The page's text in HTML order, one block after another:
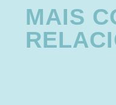
MAIS